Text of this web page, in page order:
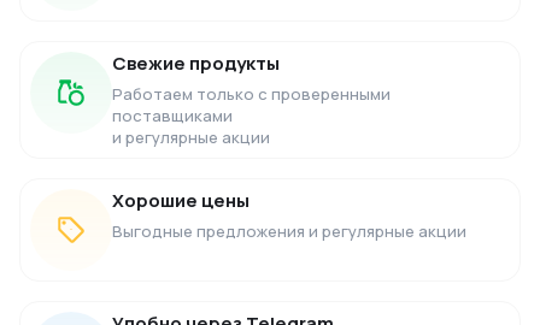
Свежие продукты
Работаем только с проверенными
поставщиками
и регулярные акции
Хорошие цены
Выгодные предложения и регулярные акции